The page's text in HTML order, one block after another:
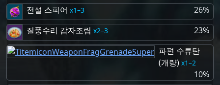
전설 스피어
1–3
26%
질풍수리 감자조림
2–3
23%
파편 수류탄
(개량)
1–2
10%